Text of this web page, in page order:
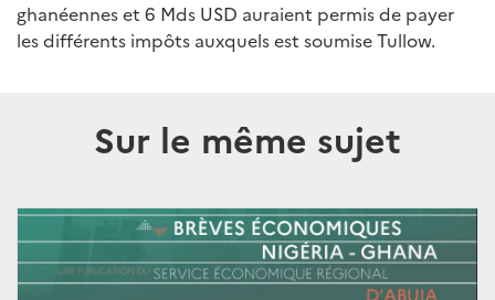
ghanéennes et 6 Mds USD auraient permis de payer
les différents impôts auxquels est soumise Tullow.
Sur le même sujet